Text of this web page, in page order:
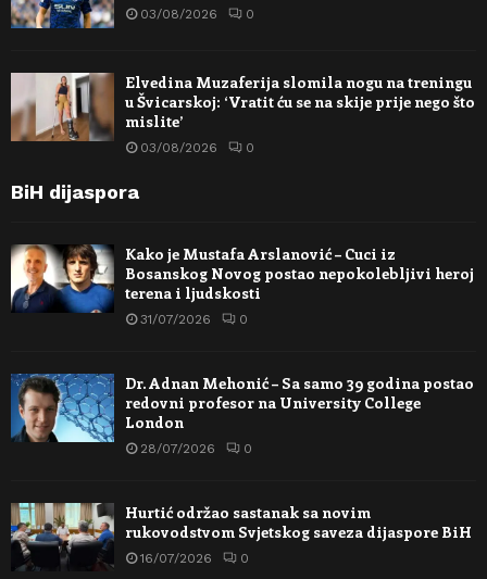
03/08/2026 0
Elvedina Muzaferija slomila nogu na treningu
u Švicarskoj: ‘Vratit ću se na skije prije nego što
mislite’
03/08/2026 0
BiH dijaspora
Kako je Mustafa Arslanović – Cuci iz
Bosanskog Novog postao nepokolebljivi heroj
terena i ljudskosti
31/07/2026 0
Dr. Adnan Mehonić – Sa samo 39 godina postao
redovni profesor na University College
London
28/07/2026 0
Hurtić održao sastanak sa novim
rukovodstvom Svjetskog saveza dijaspore BiH
16/07/2026 0